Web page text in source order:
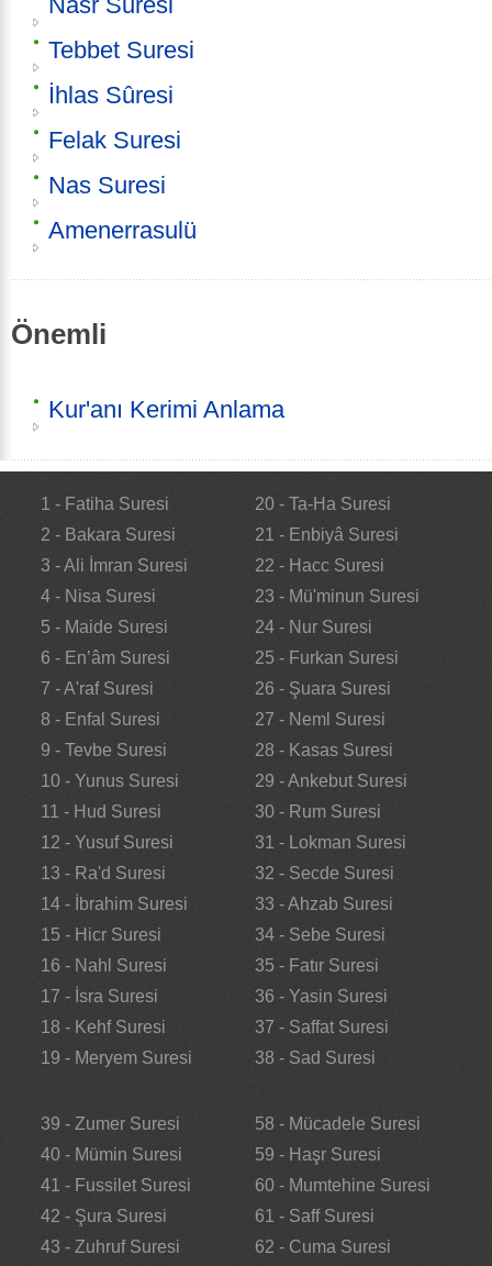
Tebbet Suresi
İhlas Sûresi
Felak Suresi
Nas Suresi
Amenerrasulü
Önemli
Kur'anı Kerimi Anlama
1 - Fatiha Suresi
2 - Bakara Suresi
3 - Ali İmran Suresi
4 - Nisa Suresi
5 - Maide Suresi
6 - En’âm Suresi
7 - A'raf Suresi
8 - Enfal Suresi
9 - Tevbe Suresi
10 - Yunus Suresi
11 - Hud Suresi
12 - Yusuf Suresi
13 - Ra'd Suresi
14 - İbrahim Suresi
15 - Hicr Suresi
16 - Nahl Suresi
17 - İsra Suresi
18 - Kehf Suresi
19 - Meryem Suresi
20 - Ta-Ha Suresi
21 - Enbiyâ Suresi
22 - Hacc Suresi
23 - Mü'minun Suresi
24 - Nur Suresi
25 - Furkan Suresi
26 - Şuara Suresi
27 - Neml Suresi
28 - Kasas Suresi
29 - Ankebut Suresi
30 - Rum Suresi
31 - Lokman Suresi
32 - Secde Suresi
33 - Ahzab Suresi
34 - Sebe Suresi
35 - Fatır Suresi
36 - Yasin Suresi
37 - Saffat Suresi
38 - Sad Suresi
39 - Zumer Suresi
40 - Mümin Suresi
41 - Fussilet Suresi
42 - Şura Suresi
43 - Zuhruf Suresi
58 - Mücadele Suresi
59 - Haşr Suresi
60 - Mumtehine Suresi
61 - Saff Suresi
62 - Cuma Suresi